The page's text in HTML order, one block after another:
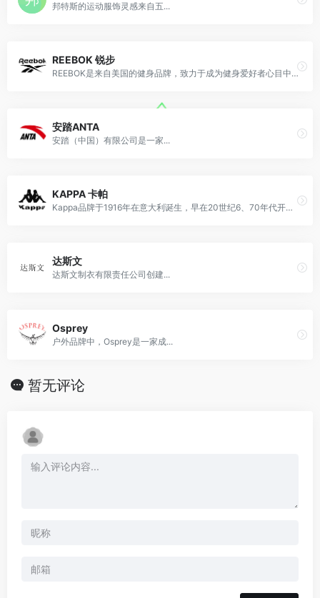
邦特斯的运动服饰灵感来自五...
REEBOK 锐步
REEBOK是来自美国的健身品牌，致力于成为健身爱好者心目中的一流健身品牌。 [1] 公司总部位于马萨诸塞州坎顿市，在全球范围内以Reebok、Rockport、CCM、JOFA、KOHO和Greg Norman等品牌设计、销售和分销运动鞋、健身鞋、休闲鞋、运动服装和设备，并以Polo Ralph Lauren品牌设计、销售和分销鞋类产品。
安踏ANTA
安踏（中国）有限公司是一家...
KAPPA 卡帕
Kappa品牌于1916年在意大利诞生，早在20世纪6、70年代开始便在欧洲崭露头角，随后逐步发展为欧洲最具盛名的运动及休闲服装品牌。而Kappa品牌所代表的运动、青春及热情的生活方式，也早已随着品牌极具识别度的品牌标识——两名背靠背而坐的男女为全世界所熟知。
达斯文
达斯文制衣有限责任公司创建...
Osprey
户外品牌中，Osprey是一家成...
暂无评论